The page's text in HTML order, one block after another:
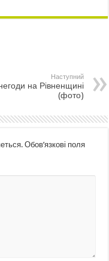
Наступний
на Рівненщині
(фото)
Обов’язкові поля